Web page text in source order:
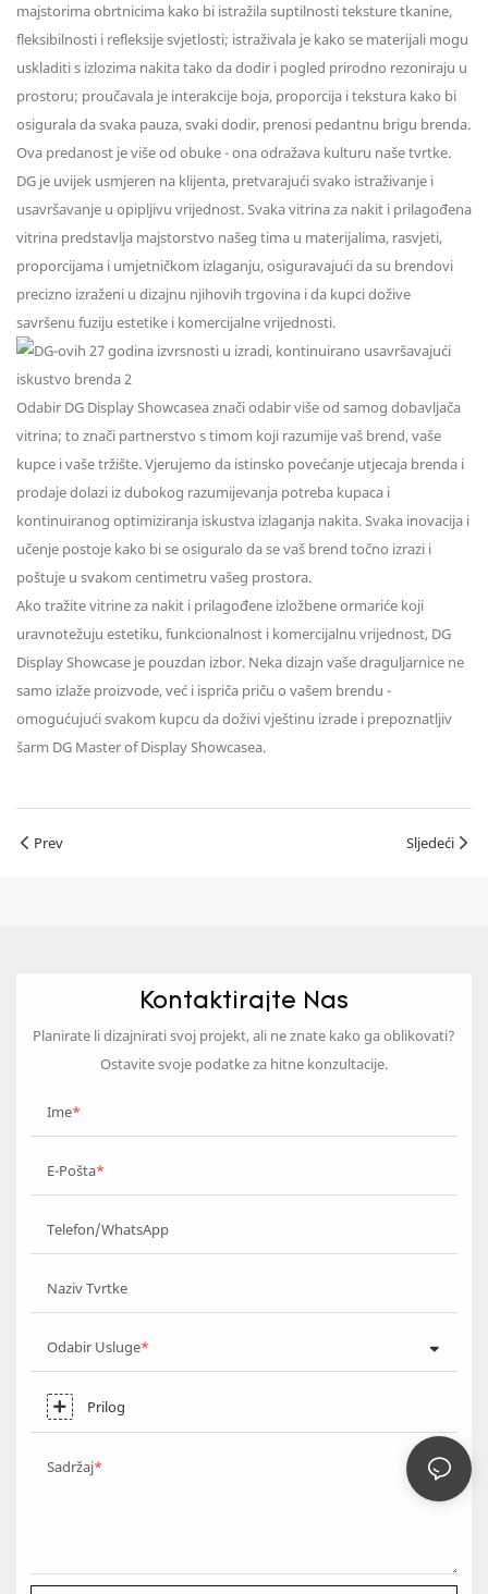
majstorima obrtnicima kako bi istražila suptilnosti teksture tkanine,
fleksibilnosti i refleksije svjetlosti; istraživala je kako se materijali mogu
uskladiti s izlozima nakita tako da dodir i pogled prirodno rezoniraju u
prostoru; proučavala je interakcije boja, proporcija i tekstura kako bi
osigurala da svaka pauza, svaki dodir, prenosi pedantnu brigu brenda.
Ova predanost je više od obuke - ona odražava kulturu naše tvrtke.
DG je uvijek usmjeren na klijenta, pretvarajući svako istraživanje i
usavršavanje u opipljivu vrijednost. Svaka vitrina za nakit i prilagođena
vitrina predstavlja majstorstvo našeg tima u materijalima, rasvjeti,
proporcijama i umjetničkom izlaganju, osiguravajući da su brendovi
precizno izraženi u dizajnu njihovih trgovina i da kupci dožive
savršenu fuziju estetike i komercijalne vrijednosti.
Odabir DG Display Showcasea znači odabir više od samog dobavljača
vitrina; to znači partnerstvo s timom koji razumije vaš brend, vaše
kupce i vaše tržište. Vjerujemo da istinsko povećanje utjecaja brenda i
prodaje dolazi iz dubokog razumijevanja potreba kupaca i
kontinuiranog optimiziranja iskustva izlaganja nakita. Svaka inovacija i
učenje postoje kako bi se osiguralo da se vaš brend točno izrazi i
poštuje u svakom centimetru vašeg prostora.
Ako tražite vitrine za nakit i prilagođene izložbene ormariće koji
uravnotežuju estetiku, funkcionalnost i komercijalnu vrijednost, DG
Display Showcase je pouzdan izbor. Neka dizajn vaše draguljarnice ne
samo izlaže proizvode, već i ispriča priču o vašem brendu -
omogućujući svakom kupcu da doživi vještinu izrade i prepoznatljiv
šarm DG Master of Display Showcasea.
Prev Sljedeći
Kontaktirajte Nas
Planirate li dizajnirati svoj projekt, ali ne znate kako ga oblikovati?
Ostavite svoje podatke za hitne konzultacije.
Ime
E-Pošta
Telefon/WhatsApp
Naziv Tvrtke
Odabir Usluge
Prilog
Sadržaj